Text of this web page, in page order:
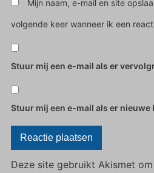
Mijn naam, e-mail en site
volgende keer wanneer ik een
Stuur mij een e-mail als er
Stuur mij een e-mail als er nieuwe
Deze site gebruikt Akismet